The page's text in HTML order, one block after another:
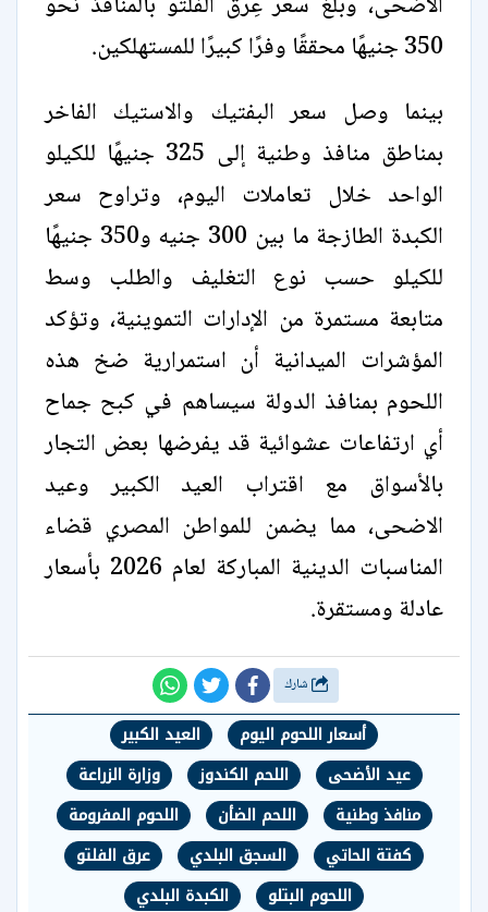
350 جنيهًا محققًا وفرًا كبيرًا للمستهلكين.
بينما وصل سعر البفتيك والاستيك الفاخر
بمناطق منافذ وطنية إلى 325 جنيهًا للكيلو
الواحد خلال تعاملات اليوم، وتراوح سعر
الكبدة الطازجة ما بين 300 جنيه و350 جنيهًا
للكيلو حسب نوع التغليف والطلب وسط
متابعة مستمرة من الإدارات التموينية، وتؤكد
المؤشرات الميدانية أن استمرارية ضخ هذه
اللحوم بمنافذ الدولة سيساهم في كبح جماح
أي ارتفاعات عشوائية قد يفرضها بعض التجار
بالأسواق مع اقتراب العيد الكبير وعيد
الاضحى، مما يضمن للمواطن المصري قضاء
المناسبات الدينية المباركة لعام 2026 بأسعار
عادلة ومستقرة.
أسعار اللحوم اليوم
العيد الكبير
عيد الأضحى
اللحم الكندوز
وزارة الزراعة
منافذ وطنية
اللحم الضأن
اللحوم المفرومة
كفتة الحاتي
السجق البلدي
عرق الفلتو
اللحوم البتلو
الكبدة البلدي